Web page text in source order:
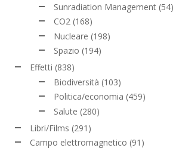
Sunradiation Management (54)
CO2 (168)
Nucleare (198)
Spazio (194)
Effetti (838)
Biodiversità (103)
Politica/economia (459)
Salute (280)
Libri/Films (291)
Campo elettromagnetico (91)